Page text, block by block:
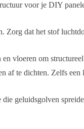
voor je DIY
Zorg dat het stof
vloeren om
af te dichten. Zelfs
geluidsgolven